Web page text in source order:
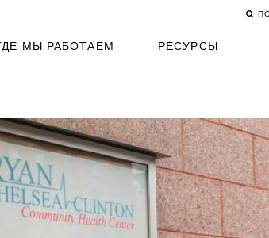
ГДЕ МЫ РАБОТАЕМ РЕСУРСЫ